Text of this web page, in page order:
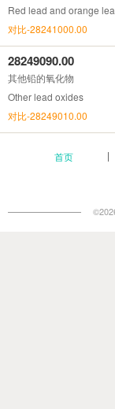
Red lead and orange
对比-28241000.00
28249090.00
其他铅的氧化物
Other lead oxides
对比-28249010.00
首页